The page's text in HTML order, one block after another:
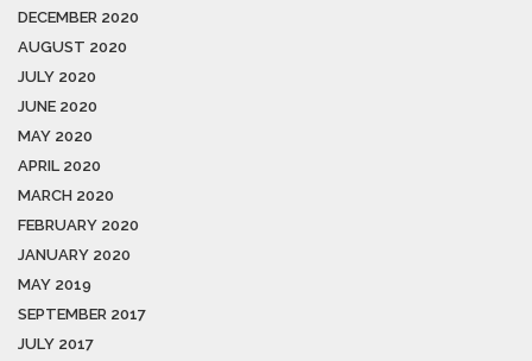
DECEMBER 2020
AUGUST 2020
JULY 2020
JUNE 2020
MAY 2020
APRIL 2020
MARCH 2020
FEBRUARY 2020
JANUARY 2020
MAY 2019
SEPTEMBER 2017
JULY 2017